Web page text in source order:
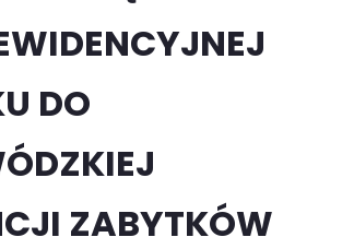
DO
ZABYTKÓW